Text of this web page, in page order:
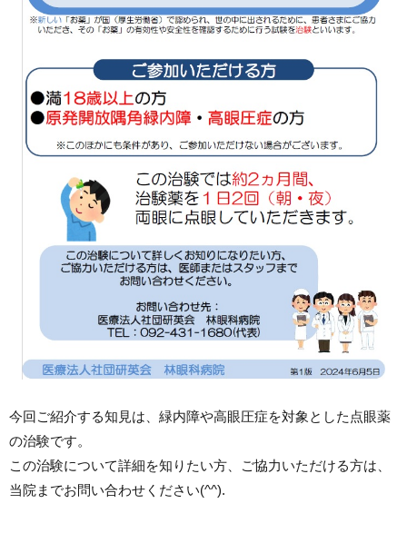
今回ご紹介する知見は、緑内障や高眼圧症を対象とした点眼薬
の治験です。
この治験について詳細を知りたい方、ご協力いただける方は、
当院までお問い合わせください(^^).